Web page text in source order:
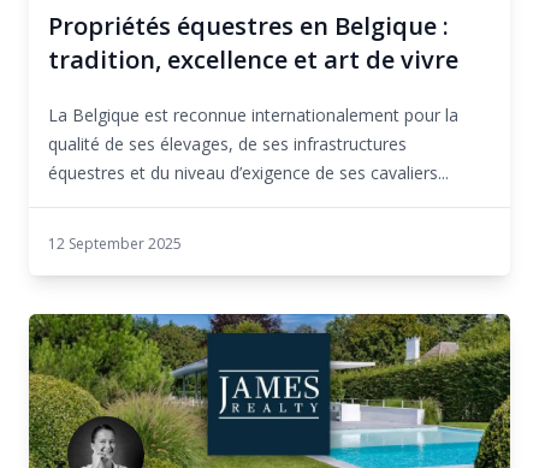
Propriétés équestres en Belgique :
tradition, excellence et art de vivre
La Belgique est reconnue internationalement pour la
qualité de ses élevages, de ses infrastructures
équestres et du niveau d’exigence de ses cavaliers...
12 September 2025